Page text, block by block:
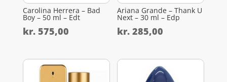
Carolina Herrera – Bad
Boy – 50 ml – Edt
kr.575,00
Ariana Grande – Thank U
Next – 30 ml – Edp
kr. 285,00